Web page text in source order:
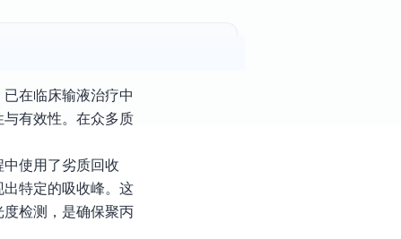
在临床输液治疗中
有效性。在众多质
使用了劣质回收
特定的吸收峰。这
检测，是确保聚丙